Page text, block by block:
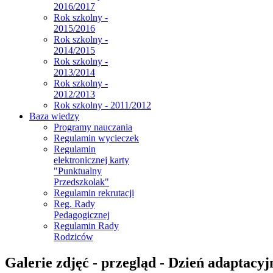
2016/2017
Rok szkolny -
2015/2016
Rok szkolny -
2014/2015
Rok szkolny -
2013/2014
Rok szkolny -
2012/2013
Rok szkolny - 2011/2012
Baza wiedzy
Programy nauczania
Regulamin wycieczek
Regulamin
elektronicznej karty
"Punktualny
Przedszkolak"
Regulamin rekrutacji
Reg. Rady
Pedagogicznej
Regulamin Rady
Rodziców
Galerie zdjęć - przegląd - Dzień